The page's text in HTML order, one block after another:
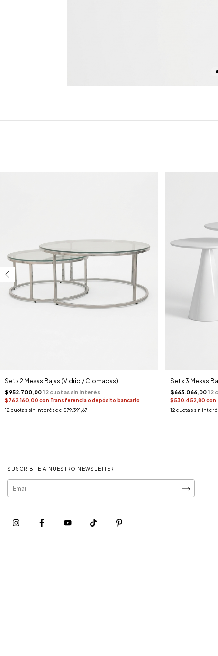
Set x 2 Mesas Bajas (Vidrio / Cromadas)
$952.700,00
$762.160,00 con Transferencia o depósito bancario
12 cuotas sin interés de $79.391,67
Set x 3 Mesas
$663.066,00
$530.452,80 con
12 cuotas sin
SUSCRIBITE A NUESTRO NEWSLETTER